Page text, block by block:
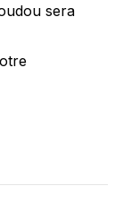
sera